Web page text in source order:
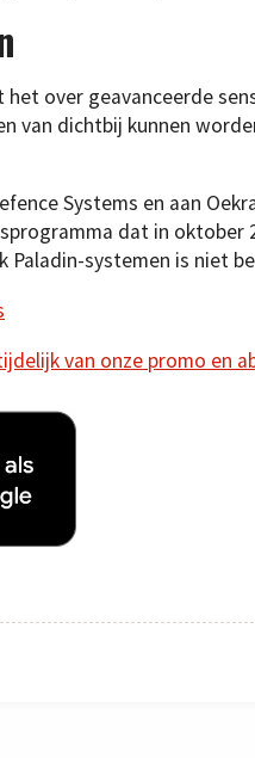
over geavanceerde
van dichtbij kunnen
Systems en aan
dat in oktober
Paladin-systemen is niet
van onze promo en